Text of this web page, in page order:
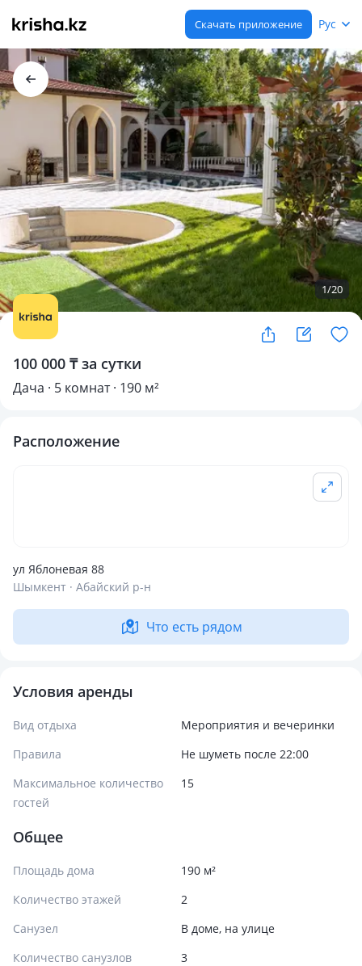
Скачать приложение Рус
1/20
100 000 ₸ за сутки
Дача · 5 комнат · 190 м²
Расположение
ул Яблоневая 88
Шымкент · Абайский р-н
Что есть рядом
Условия аренды
Вид отдыха
Мероприятия и вечеринки
Правила
Не шуметь после 22:00
Максимальное количество
гостей
15
Общее
Площадь дома
190 м²
Количество этажей
2
Санузел
В доме, на улице
Количество санузлов
3